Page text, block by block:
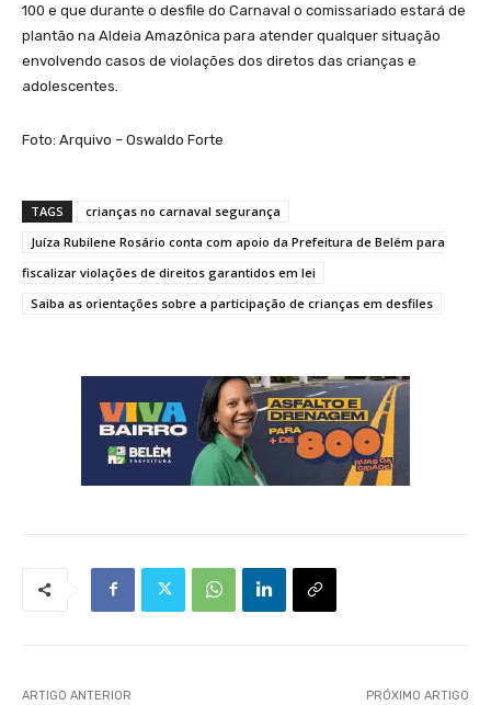
100 e que durante o desfile do Carnaval o comissariado estará de
plantão na Aldeia Amazônica para atender qualquer situação
envolvendo casos de violações dos diretos das crianças e
adolescentes.
Foto: Arquivo – Oswaldo Forte
TAGS
crianças no carnaval segurança
Juíza Rubilene Rosário conta com apoio da Prefeitura de Belém para
fiscalizar violações de direitos garantidos em lei
Saiba as orientações sobre a participação de crianças em desfiles
ARTIGO ANTERIOR PRÓXIMO ARTIGO